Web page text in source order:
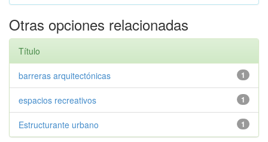
Otras opciones relacionadas
Título
1
barreras arquitectónicas
1
espacios recreativos
1
Estructurante urbano